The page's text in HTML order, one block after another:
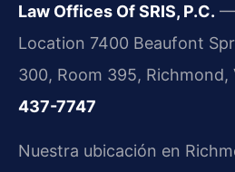
Law Offices Of SRIS, P.C. —
Location 7400 Beaufont
300, Room 395, Richmond,
437-7747
Nuestra ubicación en